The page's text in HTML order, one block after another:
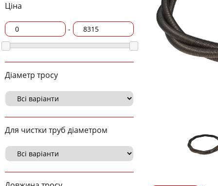
Ціна
-
Діаметр тросу
Для чистки труб діаметром